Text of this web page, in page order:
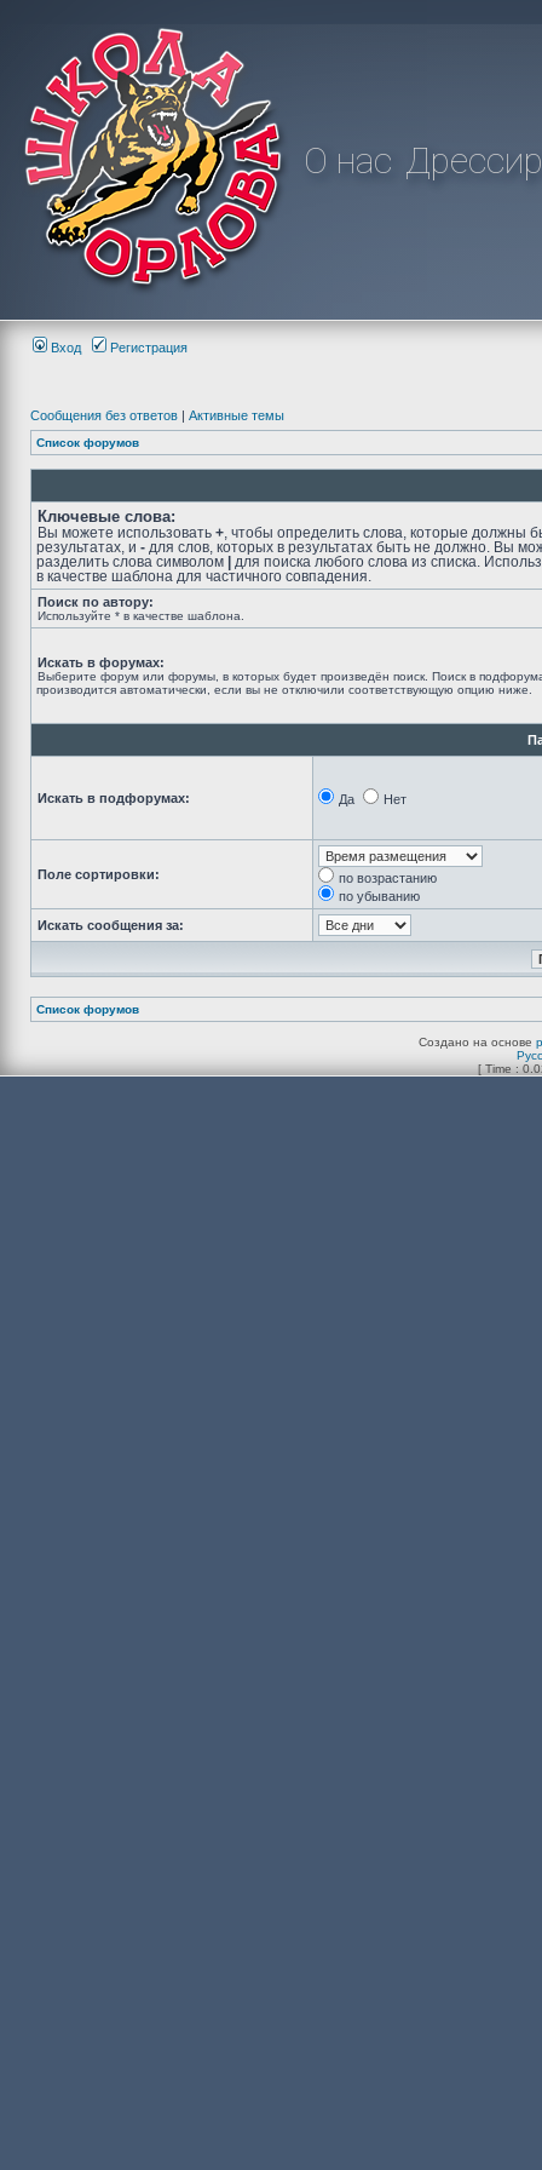
О нас
Вход Регистрация
Сообщения без ответов | Активные темы
Список форумов
Ключевые слова:
Вы можете использовать + , чтобы определить слова, которые должны
результатах, и - для слов, которых в результатах быть не должно. Вы
разделить слова символом
для поиска любого слова из списка.
в качестве шаблона для частичного совпадения.
Поиск по автору:
Используйте * в качестве шаблона.
Искать в форумах:
Выберите форум или форумы, в которых будет произведён поиск. Поиск в
производится автоматически, если вы не отключили соответствующую опцию ниже.
Искать в подфорумах: Да Нет
Поле сортировки:
по возрастанию
по убыванию
Искать сообщения за:
Список форумов
Создано на основе
[ Time :